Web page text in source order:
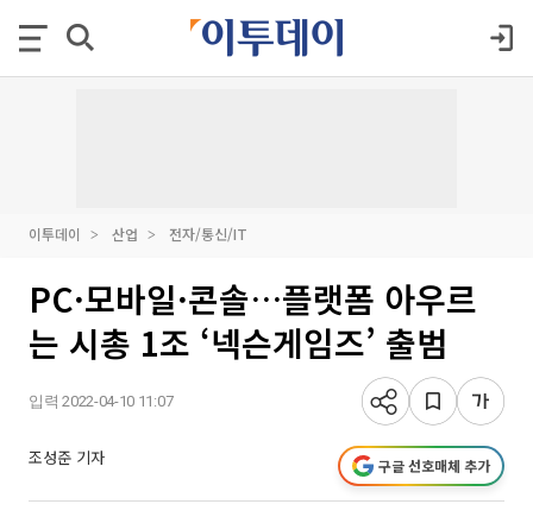
이투데이 산업 전자/통신/IT
PC·모바일·콘솔…플랫폼 아우르
는 시총 1조 ‘넥슨게임즈’ 출범
입력 2022-04-10 11:07
조성준 기자 구글 선호매체 추가